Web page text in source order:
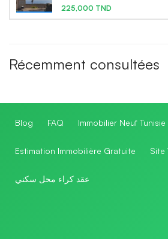
225,000 TND
Récemment consultées
Blog FAQ Immobilier Neuf Tunisie
Estimation Immobilière Gratuite Site
عقد كراء محل سكني